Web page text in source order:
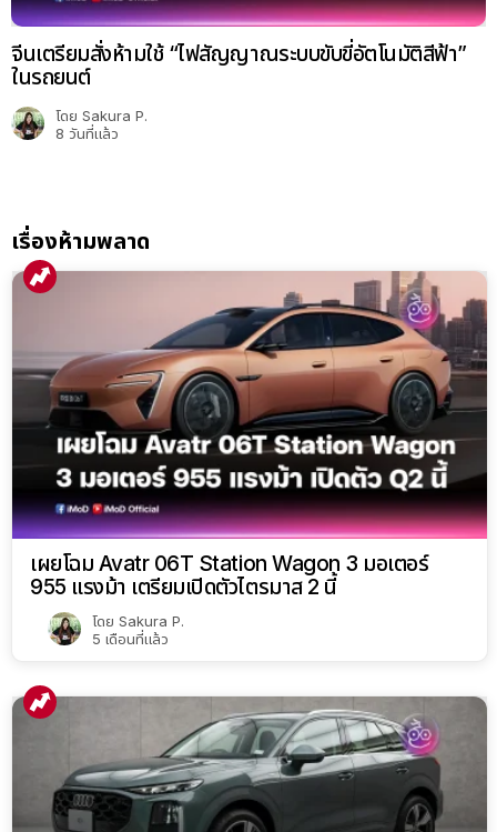
จีนเตรียมสั่งห้ามใช้ “ไฟสัญญาณระบบขับขี่อัตโนมัติสีฟ้า”
ในรถยนต์
โดย Sakura P.
8 วันที่แล้ว
เรื่องห้ามพลาด
เผยโฉม Avatr 06T Station Wagon 3 มอเตอร์
955 แรงม้า เตรียมเปิดตัวไตรมาส 2 นี้
โดย Sakura P.
5 เดือนที่แล้ว